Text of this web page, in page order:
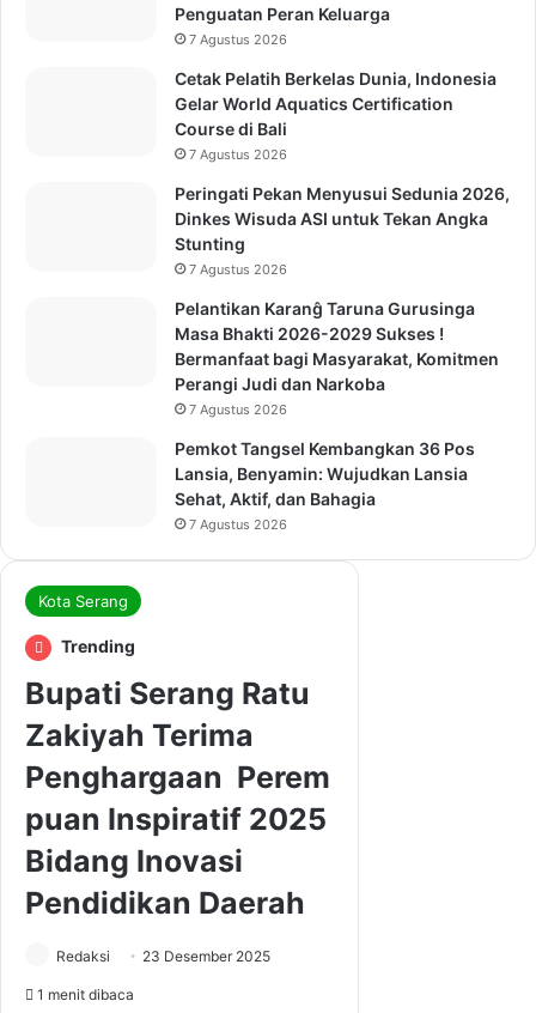
Penguatan Peran Keluarga
7 Agustus 2026
Cetak Pelatih Berkelas Dunia, Indonesia
Gelar World Aquatics Certification
Course di Bali
7 Agustus 2026
Peringati Pekan Menyusui Sedunia 2026,
Dinkes Wisuda ASI untuk Tekan Angka
Stunting
7 Agustus 2026
Pelantikan Karanĝ Taruna Gurusinga
Masa Bhakti 2026-2029 Sukses !
Bermanfaat bagi Masyarakat, Komitmen
Perangi Judi dan Narkoba
7 Agustus 2026
Pemkot Tangsel Kembangkan 36 Pos
Lansia, Benyamin: Wujudkan Lansia
Sehat, Aktif, dan Bahagia
7 Agustus 2026